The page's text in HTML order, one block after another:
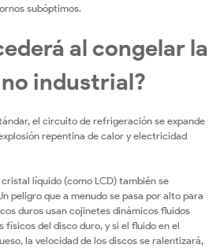
subóptimos.
al congelar la
industrial?
el circuito de refrigeración se expande
repentina de calor y electricidad
líquido (como LCD) también se
peligro que a menudo se pasa por alto para
duros usan cojinetes dinámicos fluidos
del disco duro, y si el fluido en el
la velocidad de los discos se ralentizará,